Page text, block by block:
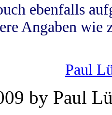
ebenfalls
Angaben wie
Paul
by Paul